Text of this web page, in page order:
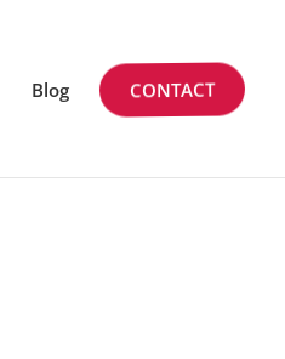
Blog CONTACT